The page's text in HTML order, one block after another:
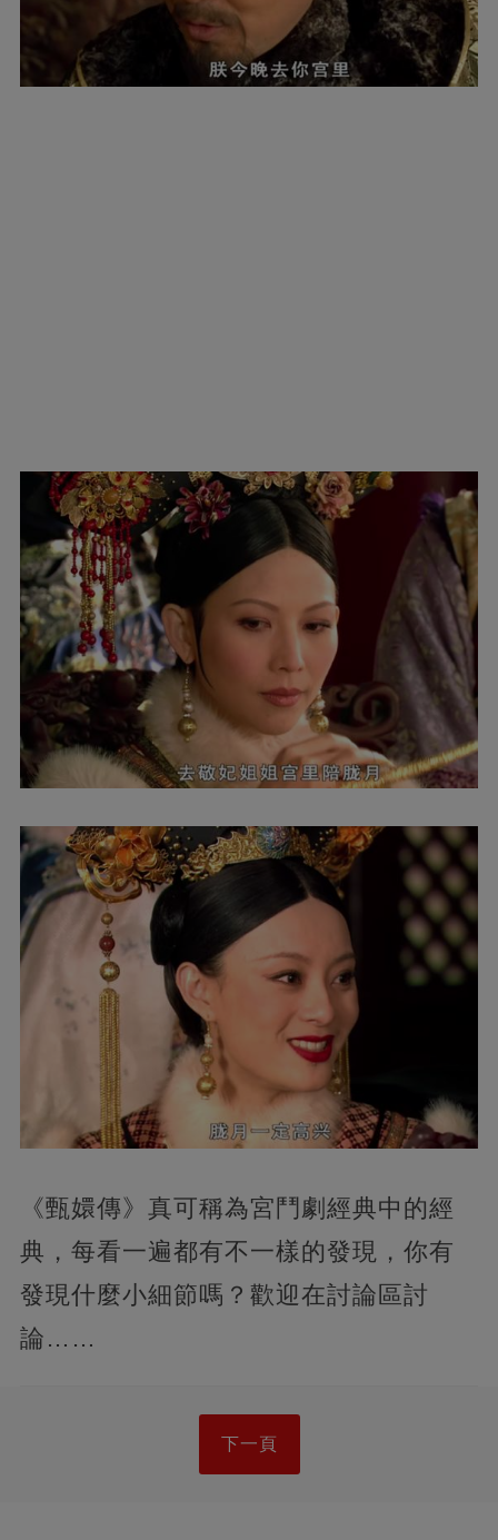
《甄嬛傳》真可稱為宮鬥劇經典中的經
典，每看一遍都有不一樣的發現，你有
發現什麼小細節嗎？歡迎在討論區討
論……
下一頁